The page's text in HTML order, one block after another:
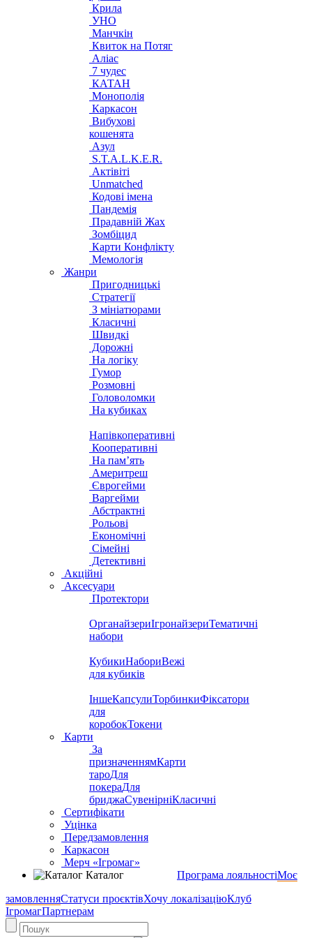
Крила
УНО
Манчкін
Квиток на Потяг
Аліас
7 чудес
КАТАН
Монополія
Каркасон
Вибухові
кошенята
Азул
S.T.A.L.K.E.R.
Актівіті
Unmatched
Кодові імена
Пандемія
Прадавній Жах
Зомбіцид
Карти Конфлікту
Мемологія
Жанри
Пригодницькі
Стратегії
З мініатюрами
Класичні
Швидкі
Дорожні
На логіку
Гумор
Розмовні
Головоломки
На кубиках
Напівкоперативні
Кооперативні
На пам’ять
Америтреш
Єврогейми
Варгейми
Абстрактні
Рольові
Економічні
Сімейні
Детективні
Акційні
Аксесуари
Протектори
ОрганайзериІгронайзериТематичні
набори
КубикиНабориВежі
для кубиків
ІншеКапсулиТорбинкиФіксатори
для
коробокТокени
Карти
За
призначеннямКарти
тароДля
покераДля
бриджаСувенірніКласичні
Сертифікати
Уцінка
Передзамовлення
Каркасон
Мерч «Ігромаг»
Каталог
Програма лояльностіМоє
замовленняСтатуси проєктівХочу локалізаціюКлуб
ІгромагПартнерам